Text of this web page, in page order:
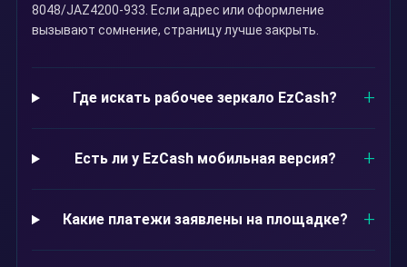
8048/JAZ4200-933. Если адрес или оформление
вызывают сомнение, страницу лучше закрыть.
Где искать рабочее зеркало EzCash?
Есть ли у EzCash мобильная версия?
Какие платежи заявлены на площадке?